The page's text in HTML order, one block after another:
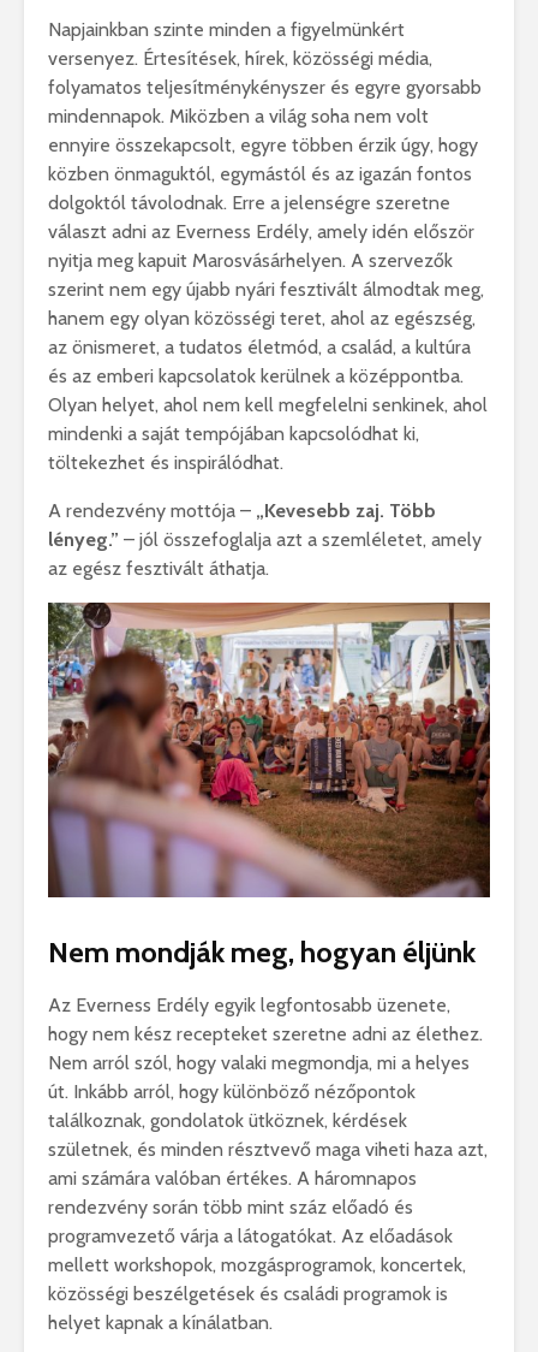
Napjainkban szinte minden a figyelmünkért
versenyez. Értesítések, hírek, közösségi média,
folyamatos teljesítménykényszer és egyre gyorsabb
mindennapok. Miközben a világ soha nem volt
ennyire összekapcsolt, egyre többen érzik úgy, hogy
közben önmaguktól, egymástól és az igazán fontos
dolgoktól távolodnak. Erre a jelenségre szeretne
választ adni az Everness Erdély, amely idén először
nyitja meg kapuit Marosvásárhelyen. A szervezők
szerint nem egy újabb nyári fesztivált álmodtak meg,
hanem egy olyan közösségi teret, ahol az egészség,
az önismeret, a tudatos életmód, a család, a kultúra
és az emberi kapcsolatok kerülnek a középpontba.
Olyan helyet, ahol nem kell megfelelni senkinek, ahol
mindenki a saját tempójában kapcsolódhat ki,
töltekezhet és inspirálódhat.
A rendezvény mottója – „Kevesebb zaj. Több
lényeg.” – jól összefoglalja azt a szemléletet, amely
az egész fesztivált áthatja.
Nem mondják meg, hogyan éljünk
Az Everness Erdély egyik legfontosabb üzenete,
hogy nem kész recepteket szeretne adni az élethez.
Nem arról szól, hogy valaki megmondja, mi a helyes
út. Inkább arról, hogy különböző nézőpontok
találkoznak, gondolatok ütköznek, kérdések
születnek, és minden résztvevő maga viheti haza azt,
ami számára valóban értékes. A háromnapos
rendezvény során több mint száz előadó és
programvezető várja a látogatókat. Az előadások
mellett workshopok, mozgásprogramok, koncertek,
közösségi beszélgetések és családi programok is
helyet kapnak a kínálatban.